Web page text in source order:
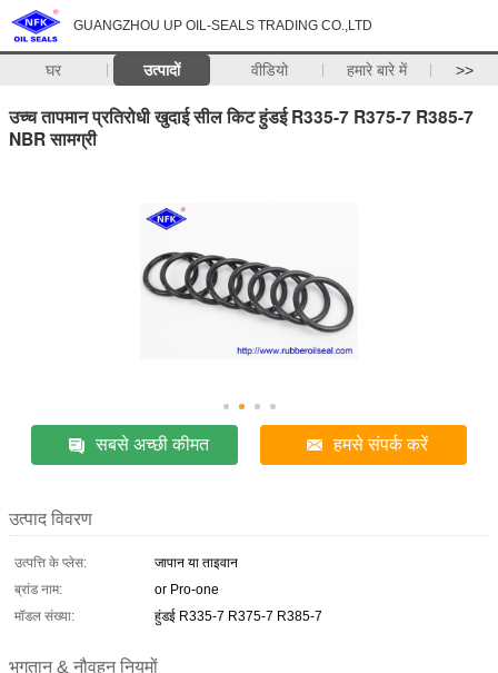
GUANGZHOU UP OIL-SEALS TRADING CO.,LTD
घर उत्पादों वीडियो हमारे बारे में >>
उच्च तापमान प्रतिरोधी खुदाई सील किट हुंडई R335-7 R375-7 R385-7
NBR सामग्री
सबसे अच्छी कीमत हमसे संपर्क करें
उत्पाद विवरण
उत्पत्ति के प्लेस:
जापान या ताइवान
ब्रांड नाम:
or Pro-one
मॉडल संख्या:
हुंडई R335-7 R375-7 R385-7
भुगतान & नौवहन नियमों